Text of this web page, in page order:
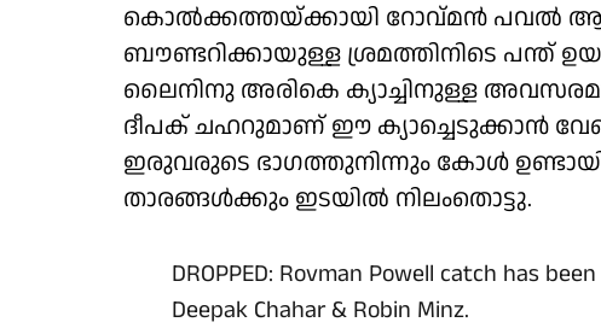
കൊൽക്കത്തയ്ക്കായി റോവ്മൻ പവൽ
ബൗണ്ടറിക്കായുള്ള ശ്രമത്തിനിടെ
ലൈനിനു അരികെ ക്യാച്ചിനുള്ള
ദീപക് ചഹറുമാണ് ഈ ക്യാച്ചെടുക്കാൻ
ഇരുവരുടെ ഭാഗത്തുനിന്നും കോൾ
താരങ്ങൾക്കും ഇടയിൽ നിലംതൊട്ടു.
DROPPED: Rovman Powell catch has
Deepak Chahar & Robin Minz.